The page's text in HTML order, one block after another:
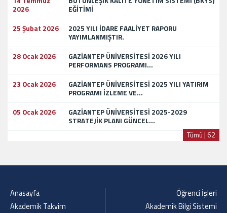
2026
EĞİTİMİ
25 Şubat 2026
2025 YILI İDARE FAALİYET RAPORU
YAYIMLANMIŞTIR.
28 Ocak 2026
GAZİANTEP ÜNİVERSİTESİ 2026 YILI
PERFORMANS PROGRAMI...
23 Ocak 2026
GAZİANTEP ÜNİVERSİTESİ 2025 YILI YATIRIM
PROGRAMI İZLEME VE...
05 Ocak 2026
GAZİANTEP ÜNİVERSİTESİ 2025-2029
STRATEJİK PLANI GÜNCEL...
Tümü | 62
Anasayfa
Akademik Takvim
Öğrenci İşleri
Akademik Bilgi Sistemi